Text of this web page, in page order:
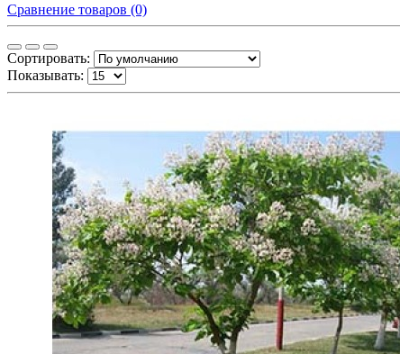
Сравнение товаров (0)
Сортировать:
Показывать: